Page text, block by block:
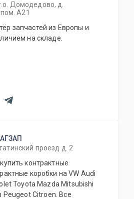
Домодедово, д.
А21
запчастей из Европы и
на складе.
проезд д. 2
контрактные
коробки на VW Audi
Toyota Mazda Mitsubishi
Peugeot Citroen. Все